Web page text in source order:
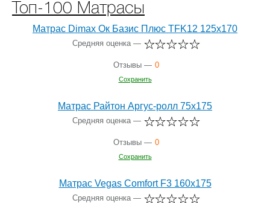
Топ-100 Матрасы
Матрас Dimax Ок Базис Плюс TFK12 125x170
Средняя оценка —
Отзывы — 0
Сохранить
Матрас Райтон Аргус-ролл 75x175
Средняя оценка —
Отзывы — 0
Сохранить
Матрас Vegas Comfort F3 160x175
Средняя оценка —